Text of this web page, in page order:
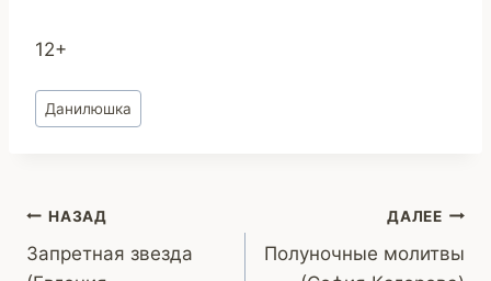
12+
Метки
записи:
Данилюшка
Навигация
по
НАЗАД
Запретная звезда
ДАЛЕЕ
Полуночные молитвы